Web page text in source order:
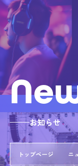
お知らせ
トップページ ニ